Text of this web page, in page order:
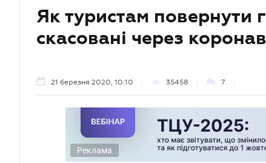
Як туристам повернути
скасовані через
21 березня 2020, 10:10 35458 7
Реклама